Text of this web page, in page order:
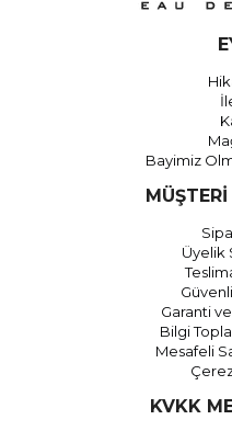
Bayimiz
Üyelik
Garanti
Bilgi
Mesafeli
KVKK